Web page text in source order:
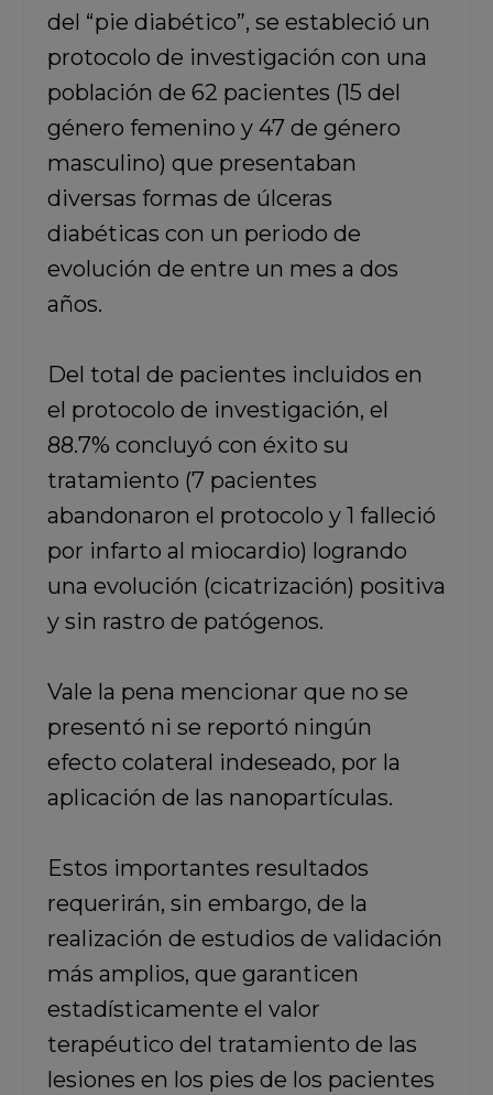
del “pie diabético”, se estableció un
protocolo de investigación con una
población de 62 pacientes (15 del
género femenino y 47 de género
masculino) que presentaban
diversas formas de úlceras
diabéticas con un periodo de
evolución de entre un mes a dos
años.
Del total de pacientes incluidos en
el protocolo de investigación, el
88.7% concluyó con éxito su
tratamiento (7 pacientes
abandonaron el protocolo y 1 falleció
por infarto al miocardio) logrando
una evolución (cicatrización) positiva
y sin rastro de patógenos.
Vale la pena mencionar que no se
presentó ni se reportó ningún
efecto colateral indeseado, por la
aplicación de las nanopartículas.
Estos importantes resultados
requerirán, sin embargo, de la
realización de estudios de validación
más amplios, que garanticen
estadísticamente el valor
terapéutico del tratamiento de las
lesiones en los pies de los pacientes